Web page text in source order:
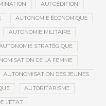
AUTOÉDITION
AUTONOMIE ÉCONOMIQUE
AUTONOMIE MILITAIRE
STRATÉGIQUE
DE LA FEMME
AUTONOMISATION DES JEUNES
AUTORITARISME
L’ÉTAT